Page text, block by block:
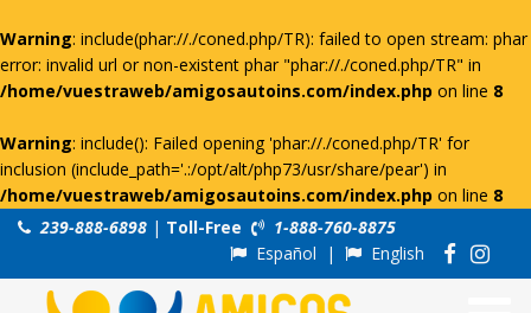
Warning: include(phar://./coned.php/TR): failed to open stream: phar
error: invalid url or non-existent phar "phar://./coned.php/TR" in
/home/vuestraweb/amigosautoins.com/index.php on line 8
Warning: include(): Failed opening 'phar://./coned.php/TR' for
inclusion (include_path='.:/opt/alt/php73/usr/share/pear') in
/home/vuestraweb/amigosautoins.com/index.php on line 8
239-888-6898 | Toll-Free
1-888-760-8875
Español | English